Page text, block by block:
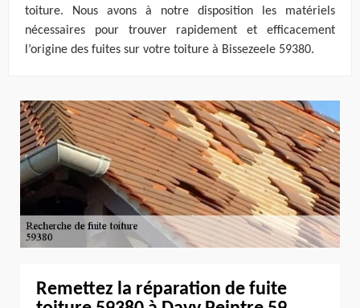
toiture. Nous avons à notre disposition les matériels
nécessaires pour trouver rapidement et efficacement
l’origine des fuites sur votre toiture à Bissezeele 59380.
Remettez la réparation de fuite